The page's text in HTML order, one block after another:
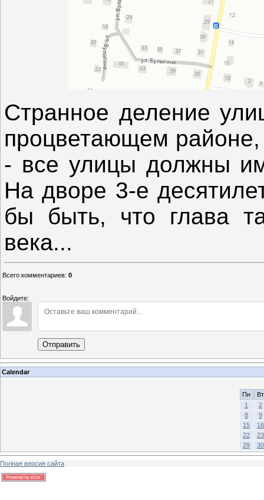
Странное деление
процветающем
- все улицы должны
На дворе 3-е
бы быть, что глава
века...
Всего комментариев: 0
Войдите:
Отправить
Calendar
Пн
Вт
1
2
8
9
15
16
22
23
29
30
Полная версия сайта